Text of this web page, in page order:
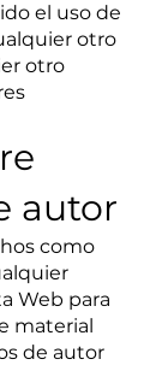
el uso de
otro
otro
autor
como
Web para
material
de autor